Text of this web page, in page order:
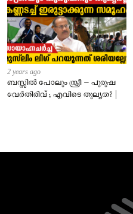
2 years ago
ബസ്സിൽ പോലും സ്ത്രീ – പുരുഷ
വേർതിരിവ് ; എവിടെ തുല്യത? |